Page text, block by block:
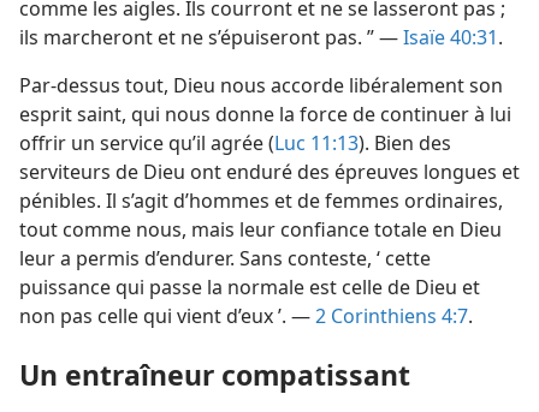
comme les aigles. Ils courront et ne se lasseront pas ;
ils marcheront et ne s’épuiseront pas. ” —Isaïe 40:31.
Par-dessus tout, Dieu nous accorde libéralement son
esprit saint, qui nous donne la force de continuer à lui
offrir un service qu’il agrée (Luc 11:13). Bien des
serviteurs de Dieu ont enduré des épreuves longues et
pénibles. Il s’agit d’hommes et de femmes ordinaires,
tout comme nous, mais leur confiance totale en Dieu
leur a permis d’endurer. Sans conteste, ‘ cette
puissance qui passe la normale est celle de Dieu et
non pas celle qui vient d’eux ’. —2 Corinthiens 4:7.
Un entraîneur compatissant